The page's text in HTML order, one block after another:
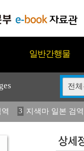
일반간행물
전
3 지색마 일본 검역
중독성 식물 도감